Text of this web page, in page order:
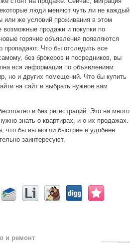
люди меняют чуть ли не каждый
или же условий проживания в этом
возможные продажи и покупки по
горячие объявления появляются
пропадают. Что бы отследить все
без брокеров и посредников, вы
вся информация по объявлениям
но и других помещений. Что бы купить
на сайт и выбрать нужное вам
и без регистраций. Это на много
знать о квартирах, и о их продажах.
что бы вы могли быстрее и удобнее
заинтересуют.
и ремонт